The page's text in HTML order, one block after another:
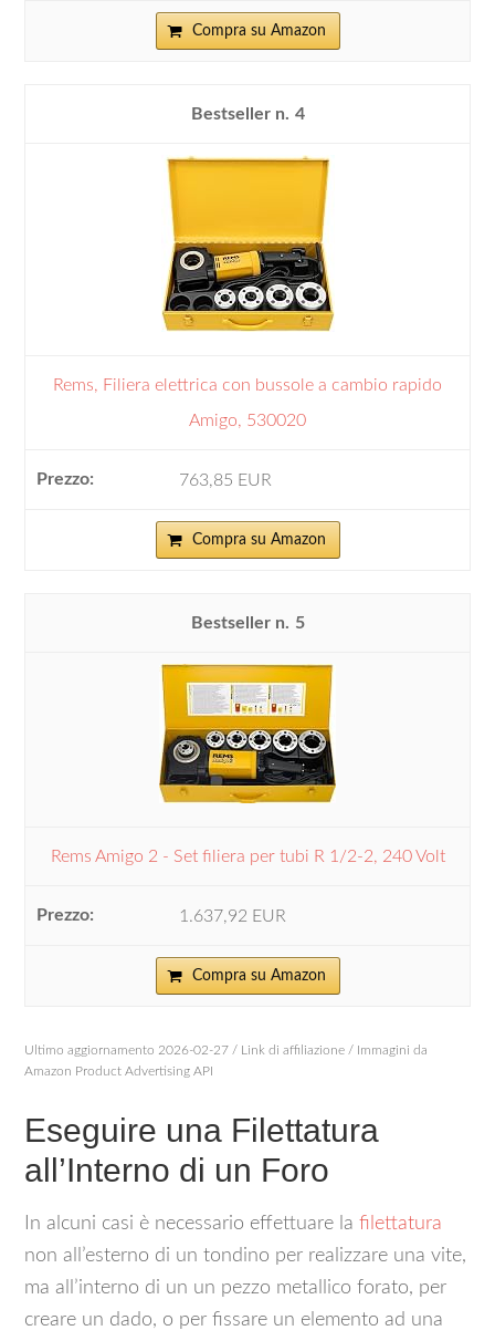
Compra su Amazon
4
Rems, Filiera elettrica con bussole a cambio rapido
Amigo, 530020
763,85 EUR
Compra su Amazon
5
Rems Amigo 2 - Set filiera per tubi R 1/2-2, 240 Volt
1.637,92 EUR
Compra su Amazon
Ultimo aggiornamento 2026-02-27 / Link di affiliazione / Immagini da
Amazon Product Advertising API
Eseguire una Filettatura
all’Interno di un Foro
In alcuni casi è necessario effettuare lafilettatura
non all’esterno di un tondino per realizzare una vite,
ma all’interno di un un pezzo metallico forato, per
creare un dado, o per fissare un elemento ad una